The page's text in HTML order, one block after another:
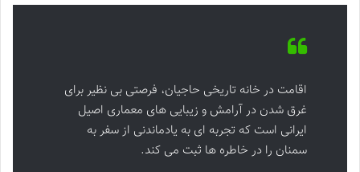
اقامت در خانه تاریخی حاجیان، فرصتی بی نظیر برای
غرق شدن در آرامش و زیبایی های معماری اصیل
ایرانی است که تجربه ای به یادماندنی از سفر به
سمنان را در خاطره ها ثبت می کند.